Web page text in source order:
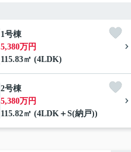
1号棟
5,380万円
115.83㎡ (4LDK)
2号棟
5,380万円
115.82㎡ (4LDK＋S(納戸))